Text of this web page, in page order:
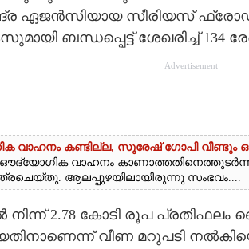
ഏജൻസിയായ സീരിയസ്
ബന്ധപ്പെട്ട് ശേഖരിച്ച് 134
Advertisement
വാഹനം കണ്ടില്ല, സുരേഷ് ഗോപി വീണ്ടും
വാഹനം കാണാത്തതിനെത്തുടർന്ന്
ആലപ്പുഴയിലായിരുന്നു സംഭവം....
2.78 കോടി രൂപ പ്രതിഫലം
വീണ മറുപടി